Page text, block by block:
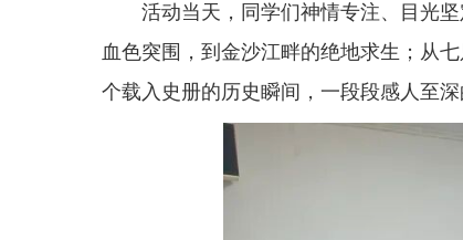
活动当天，同学们神情专注、目光
血色突围，到金沙江畔的绝地求生；从
个载入史册的历史瞬间，一段段感人至